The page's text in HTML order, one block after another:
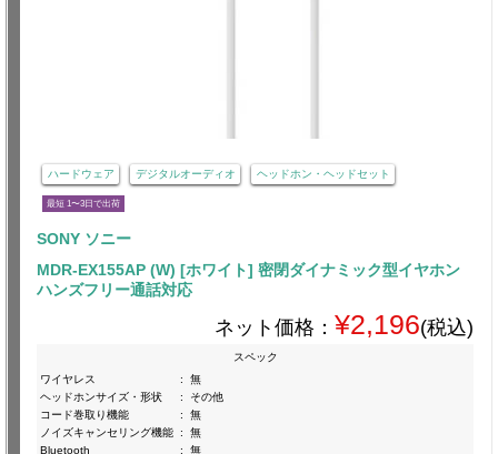
ハードウェア デジタルオーディオ ヘッドホン・ヘッドセット
最短 1〜3日で出荷
SONY ソニー
MDR-EX155AP (W) [ホワイト] 密閉ダイナミック型イヤホン
ハンズフリー通話対応
ネット価格： ¥2,196(税込)
スペック
ワイヤレス
:
無
ヘッドホンサイズ・形状
:
その他
コード巻取り機能
:
無
ノイズキャンセリング機能 :
無
Bluetooth
: 無